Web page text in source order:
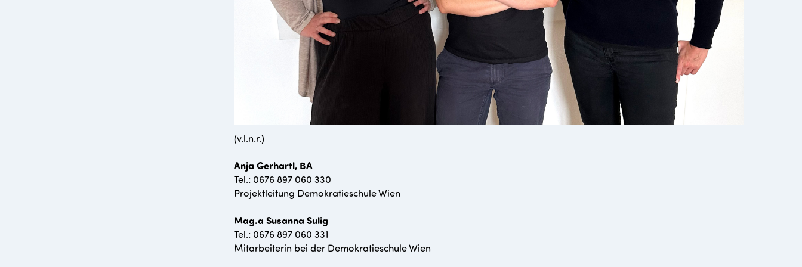
(v.l.n.r.)
Anja Gerhartl, BA
Tel.: 0676 897 060 330
Projektleitung Demokratieschule Wien
Mag.a Susanna Sulig
Tel.: 0676 897 060 331
Mitarbeiterin bei der Demokratieschule Wien